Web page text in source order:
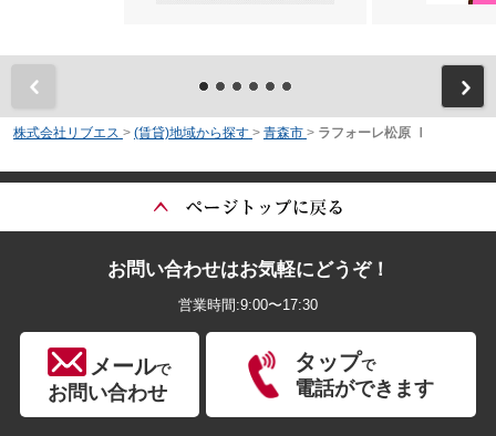
株式会社リブエス > (賃貸)地域から探す > 青森市 > ラフォーレ松原 Ⅰ
お問い合わせはお気軽にどうぞ！
営業時間:9:00〜17:30
メールで
お問い合わせ
タップで
電話ができます